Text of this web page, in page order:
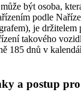
být osoba,
podle
je držitelem
takového
185 dnů v
a postup